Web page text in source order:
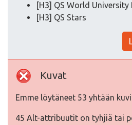
[H3] QS World University
[H3] QS Stars
Kuvat
Emme löytäneet 53 yhtään
45 Alt-attribuutit on tyhjiä tai